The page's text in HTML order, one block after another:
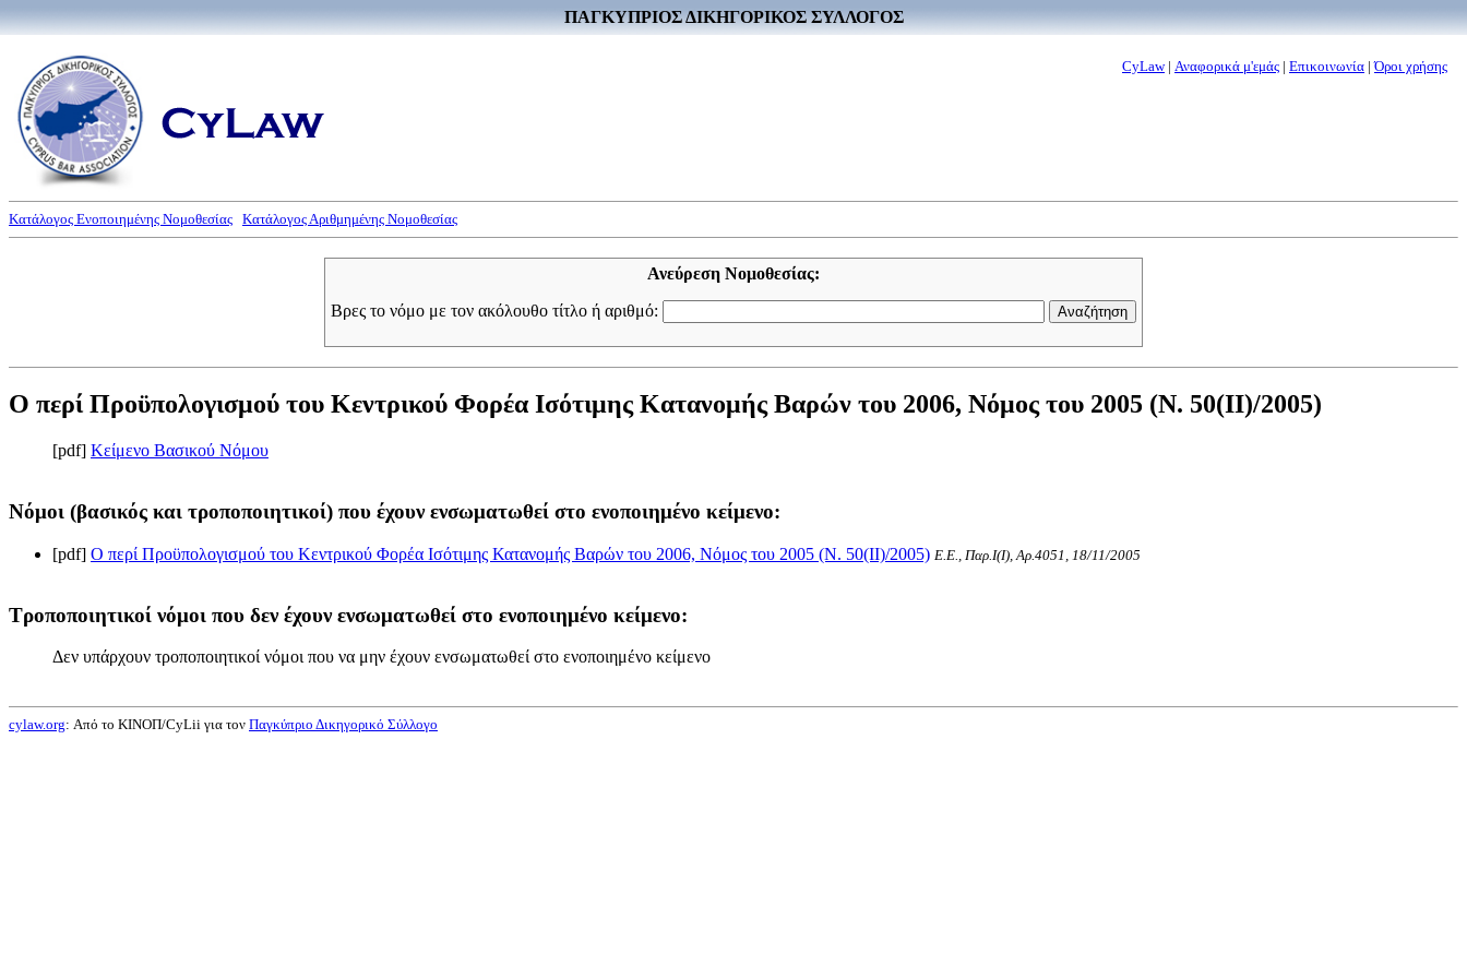
ΠΑΓΚΥΠΡΙΟΣ ΔΙΚΗΓΟΡΙΚΟΣ ΣΥΛΛΟΓΟΣ
CyLaw| Αναφορικά μ'εμάς | Επικοινωνία |Όροι χρήσης
Κατάλογος Ενοποιημένης Νομοθεσίας Κατάλογος Αριθμημένης Νομοθεσίας
Ανεύρεση Νομοθεσίας:
Βρες το νόμο με τον ακόλουθο τίτλο ή αριθμό:
Ο περί Προϋπολογισμού του Κεντρικού Φορέα Ισότιμης Κατανομής Βαρών του 2006, Νόμος του 2005 (Ν. 50(II)/2005)
[pdf] Κείμενο Βασικού Νόμου
Νόμοι (βασικός και τροποποιητικοί) που έχουν ενσωματωθεί στο ενοποιημένο κείμενο:
[pdf] Ο περί Προϋπολογισμού του Κεντρικού Φορέα Ισότιμης Κατανομής Βαρών του 2006, Νόμος του 2005 (Ν. 50(II)/2005) Ε.Ε., Παρ.Ι(I), Αρ.4051, 18/11/2005
Τροποποιητικοί νόμοι που δεν έχουν ενσωματωθεί στο ενοποιημένο κείμενο:
Δεν υπάρχουν τροποποιητικοί νόμοι που να μην έχουν ενσωματωθεί στο ενοποιημένο κείμενο
cylaw.org: Από το ΚΙΝOΠ/CyLii για τον Παγκύπριο Δικηγορικό Σύλλογο